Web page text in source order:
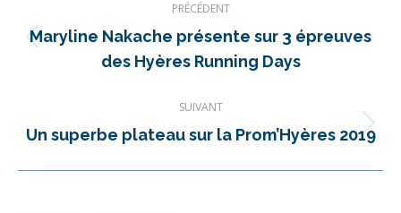
article
PRÉCÉDENT
Article
précédent
Maryline Nakache présente sur 3 épreuves
des Hyères Running Days
SUIVANT
Article
Un superbe plateau sur la Prom’Hyères 2019